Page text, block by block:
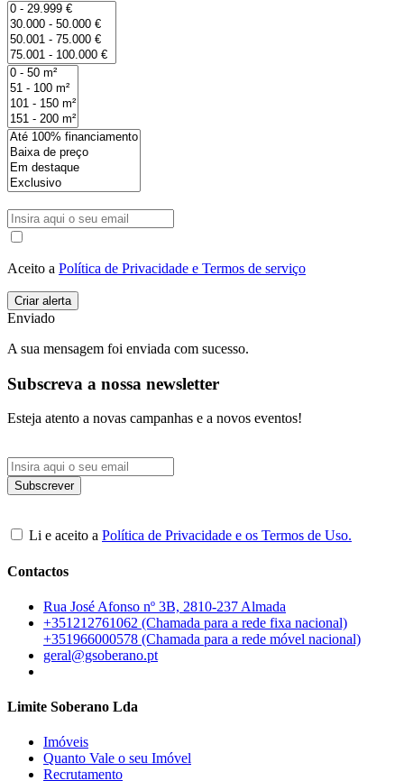
Aceito a Política de Privacidade e Termos de serviço
Enviado
A sua mensagem foi enviada com sucesso.
Subscreva a nossa newsletter
Esteja atento a novas campanhas e a novos eventos!
Li e aceito a Política de Privacidade e os Termos de Uso.
Contactos
Rua José Afonso nº 3B, 2810-237 Almada
+351212761062 (Chamada para a rede fixa nacional)
+351966000578 (Chamada para a rede móvel nacional)
geral@gsoberano.pt
Limite Soberano Lda
Imóveis
Quanto Vale o seu Imóvel
Recrutamento